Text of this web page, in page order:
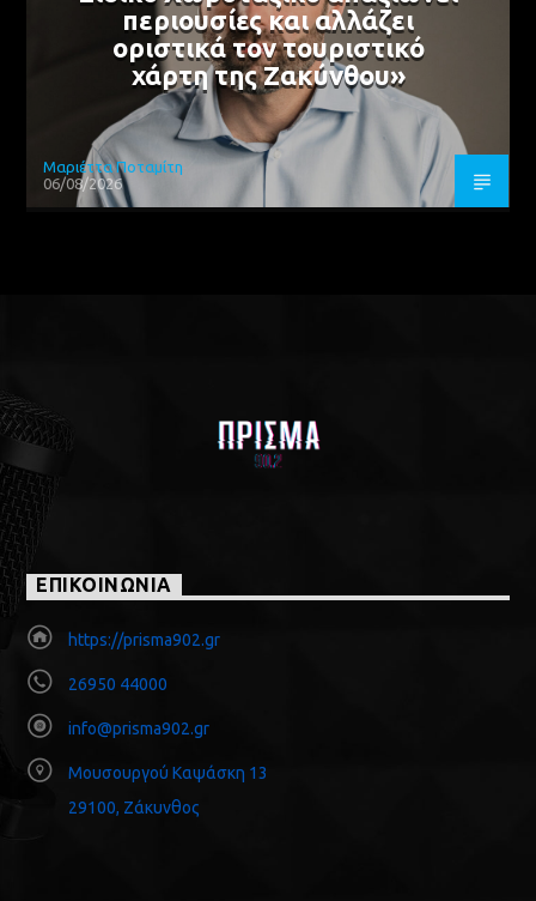
περιουσίες και αλλάζει
οριστικά τον τουριστικό
χάρτη της Ζακύνθου»
Μαριέττα Ποταμίτη
06/08/2026
ΕΠΙΚΟΙΝΩΝΙΑ
https://prisma902.gr
26950 44000
info@prisma902.gr
Μουσουργού Καψάσκη 13
29100, Ζάκυνθος